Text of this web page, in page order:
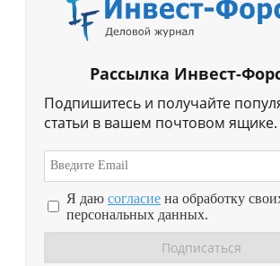
Рассылка Инвест-
Подпишитесь и получайте
статьи в вашем почтовом ящике.
Я даю согласие на обработку
персональных данных.